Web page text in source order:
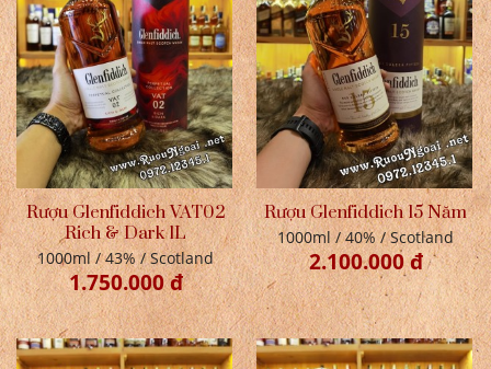
Rượu Glenfiddich VAT02
Rich & Dark 1L
1000ml / 43% / Scotland
1.750.000 đ
Rượu Glenfiddich 15 Năm
1000ml / 40% / Scotland
2.100.000 đ